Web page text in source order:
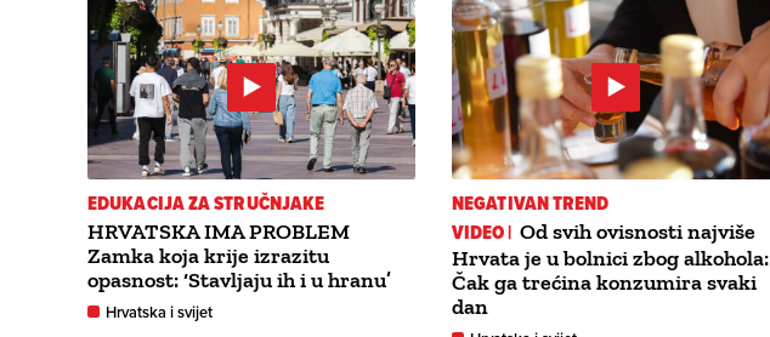
EDUKACIJA ZA STRUČNJAKE
HRVATSKA IMA PROBLEM
Zamka koja krije izrazitu
opasnost: ‘Stavljaju ih i u hranu’
Hrvatska i svijet
NEGATIVAN TREND
VIDEO | Od svih ovisnosti najviše
Hrvata je u bolnici zbog alkohola:
Čak ga trećina konzumira svaki
dan